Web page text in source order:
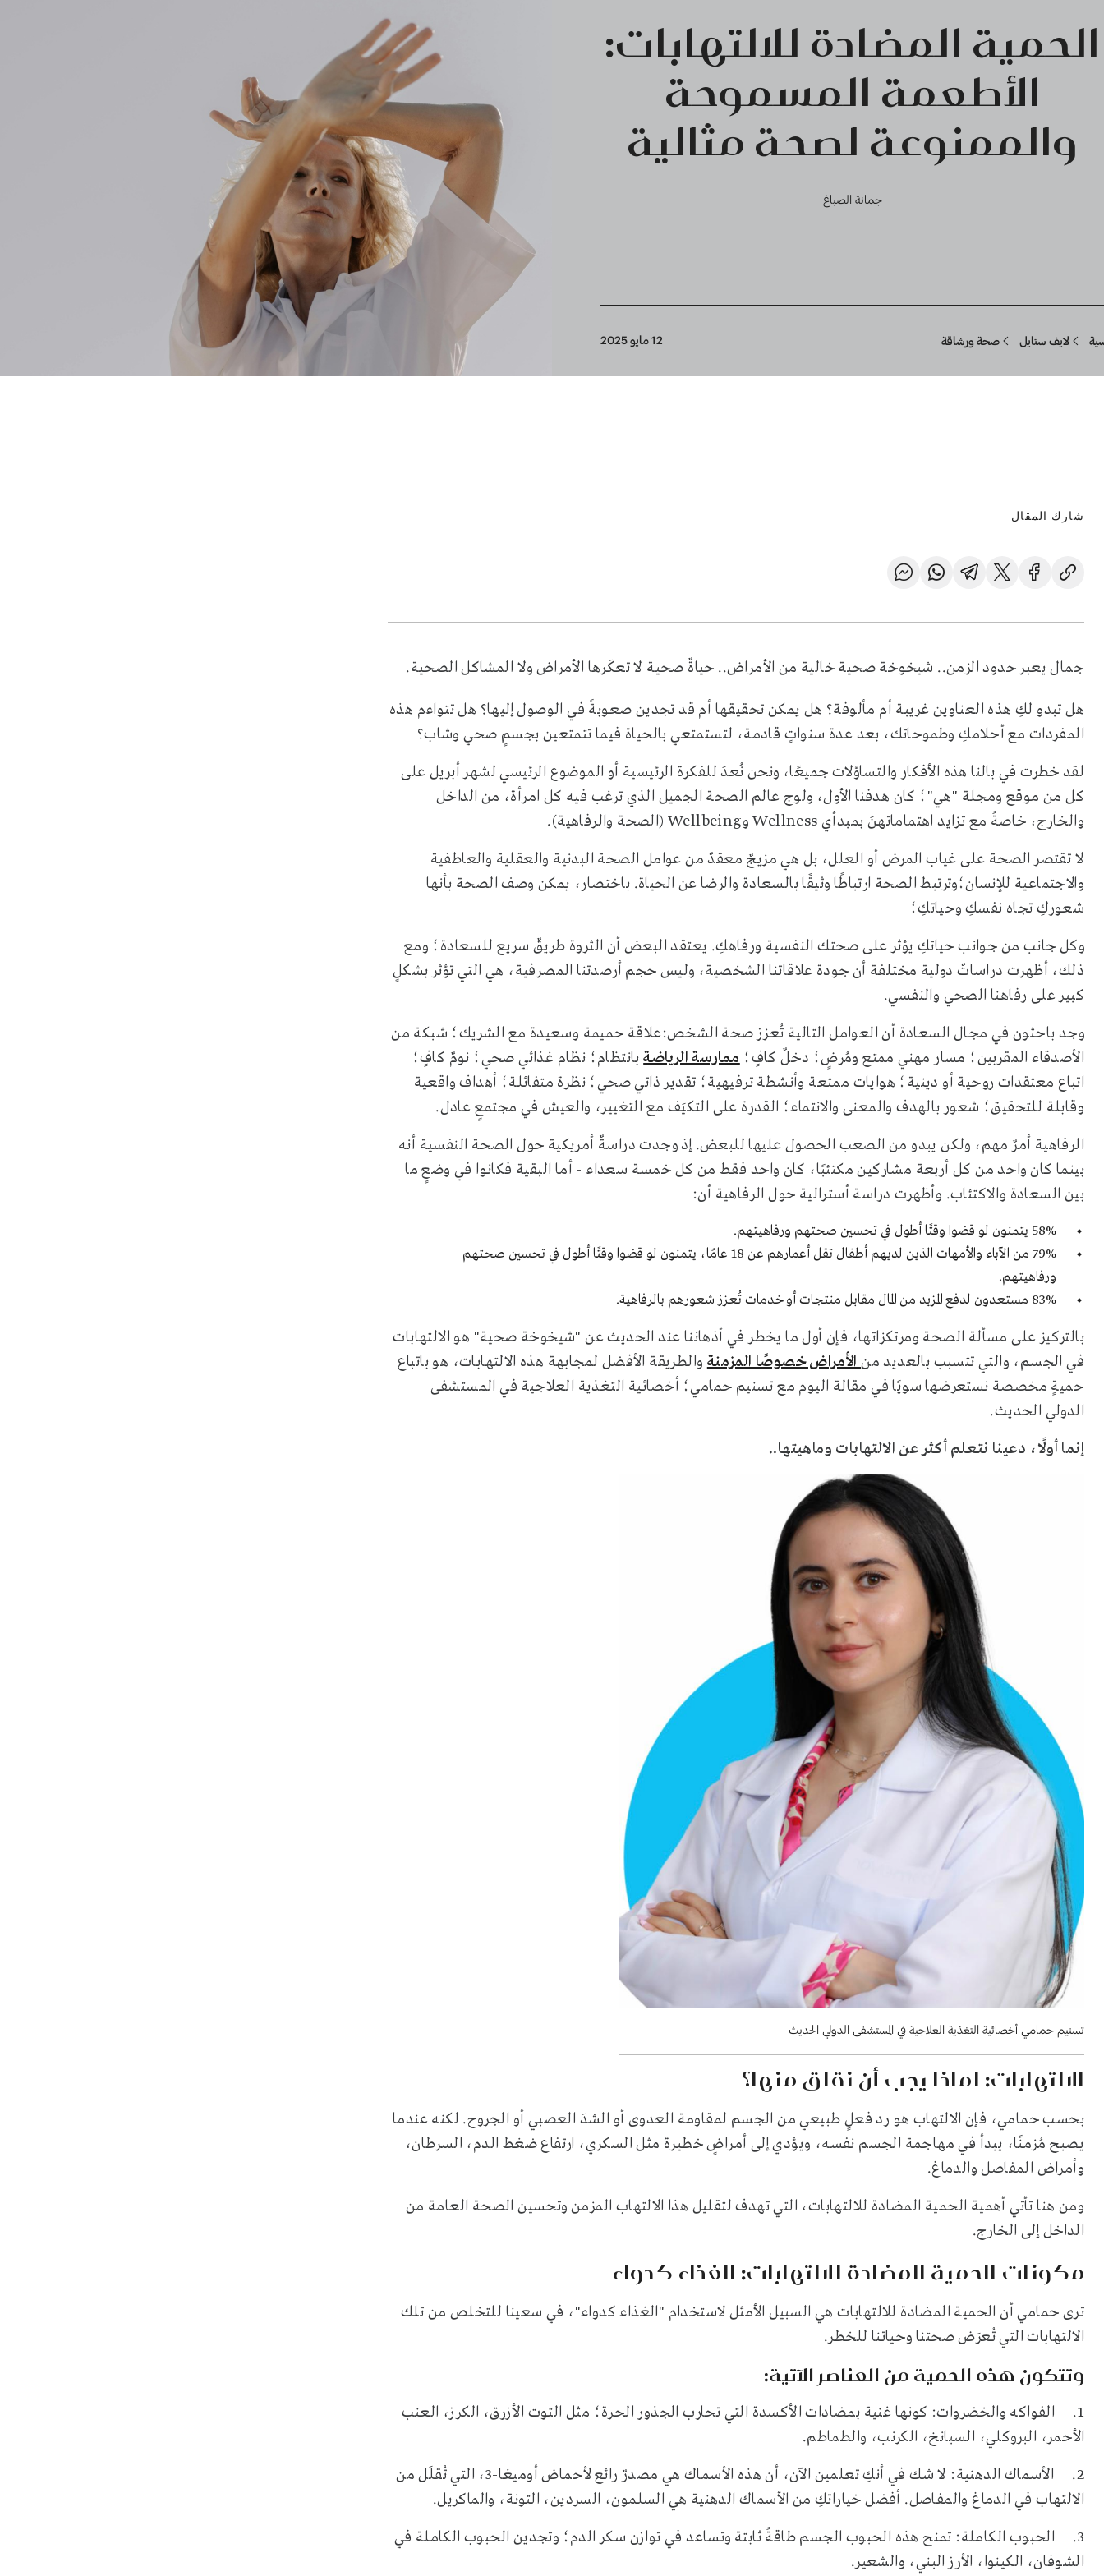
الحمية المضادة للالتهابات:
الأطعمة المسموحة
والممنوعة لصحة مثالية
جمانة الصباغ
لايف ستايل صحة ورشاقة 12 مايو 2025
شارك المقال
جمال يعبر حدود الزمن.. شيخوخة صحية خالية من الأمراض.. حياةٌ صحية لا تعكَرها الأمراض ولا المشاكل الصحية.
هل تبدو لكِ هذه العناوين غريبة أم مألوفة؟ هل يمكن تحقيقها أم قد تجدين صعوبةً في الوصول إليها؟ هل تتواءم هذه
المفردات مع أحلامكِ وطموحاتك، بعد عدة سنواتٍ قادمة، لتستمتعي بالحياة فيما تتمتعين بجسمٍ صحي وشاب؟
لقد خطرت في بالنا هذه الأفكار والتساؤلات جميعًا، ونحن نُعدَ للفكرة الرئيسية أو الموضوع الرئيسي لشهر أبريل على
كل من موقع ومجلة "هي"؛ كان هدفنا الأول، ولوج عالم الصحة الجميل الذي ترغب فيه كل امرأة، من الداخل
والخارج، خاصةً مع تزايد اهتماماتهنَ بمبدأي Wellness وWellbeing (الصحة والرفاهية).
لا تقتصر الصحة على غياب المرض أو العلل، بل هي مزيجٌ معقدٌ من عوامل الصحة البدنية والعقلية والعاطفية
والاجتماعية للإنسان؛وترتبط الصحة ارتباطًا وثيقًا بالسعادة والرضا عن الحياة. باختصار، يمكن وصف الصحة بأنها
شعوركِ تجاه نفسكِ وحياتكِ؛
وكل جانب من جوانب حياتكِ يؤثر على صحتك النفسية ورفاهكِ. يعتقد البعض أن الثروة طريقٌ سريع للسعادة؛ ومع
ذلك، أظهرت دراساتٌ دولية مختلفة أن جودة علاقاتنا الشخصية، وليس حجم أرصدتنا المصرفية، هي التي تؤثر بشكلٍ
كبير على رفاهنا الصحي والنفسي.
وجد باحثون في مجال السعادة أن العوامل التالية تُعزز صحة الشخص:علاقة حميمة وسعيدة مع الشريك؛ شبكة من
الأصدقاء المقربين؛ مسار مهني ممتع ومُرضٍ؛ دخلٌ كافٍ؛ممارسة الرياضةبانتظام؛ نظام غذائي صحي؛ نومٌ كافٍ؛
اتباع معتقدات روحية أو دينية؛ هوايات ممتعة وأنشطة ترفيهية؛ تقدير ذاتي صحي؛ نظرة متفائلة؛ أهداف واقعية
وقابلة للتحقيق؛ شعور بالهدف والمعنى والانتماء؛ القدرة على التكيَف مع التغيير، والعيش في مجتمعٍ عادل.
الرفاهية أمرٌ مهم، ولكن يبدو من الصعب الحصول عليها للبعض. إذ وجدت دراسةٌ أمريكية حول الصحة النفسية أنه
بينما كان واحد من كل أربعة مشاركين مكتئبًا، كان واحد فقط من كل خمسة سعداء - أما البقية فكانوا في وضعٍ ما
بين السعادة والاكتئاب. وأظهرت دراسة أسترالية حول الرفاهية أن:
58% يتمنون لو قضوا وقتًا أطول في تحسين صحتهم ورفاهيتهم.
79% من الآباء والأمهات الذين لديهم أطفال تقل أعمارهم عن 18 عامًا، يتمنون لو قضوا وقتًا أطول في تحسين صحتهم
ورفاهيتهم.
83% مستعدون لدفع المزيد من المال مقابل منتجات أو خدمات تُعزز شعورهم بالرفاهية.
بالتركيز على مسألة الصحة ومرتكزاتها، فإن أول ما يخطر في أذهاننا عند الحديث عن "شيخوخة صحية" هو الالتهابات
في الجسم، والتي تتسبب بالعديد منالأمراض خصوصًا المزمنةوالطريقة الأفضل لمجابهة هذه الالتهابات، هو باتباع
حميةٍ مخصصة نستعرضها سويًا في مقالة اليوم مع تسنيم حمامي؛ أخصائية التغذية العلاجية في المستشفى
الدولي الحديث.
إنما أولًا، دعينا نتعلم أكثر عن الالتهابات وماهيتها..
تسنيم حمامي أخصائية التغذية العلاجية في المستشفى الدولي الحديث
الالتهابات: لماذا يجب أن نقلق منها؟
بحسب حمامي، فإن الالتهاب هو رد فعلٍ طبيعي من الجسم لمقاومة العدوى أو الشدَ العصبي أو الجروح. لكنه عندما
يصبح مُزمنًا، يبدأ في مهاجمة الجسم نفسه، ويؤدي إلى أمراضٍ خطيرة مثل السكري، ارتفاع ضغط الدم، السرطان،
وأمراض المفاصل والدماغ.
ومن هنا تأتي أهمية الحمية المضادة للالتهابات، التي تهدف لتقليل هذا الالتهاب المزمن وتحسين الصحة العامة من
الداخل إلى الخارج.
مكونات الحمية المضادة للالتهابات: الغذاء كدواء
ترى حمامي أن الحمية المضادة للالتهابات هي السبيل الأمثل لاستخدام "الغذاء كدواء"، في سعينا للتخلص من تلك
الالتهابات التي تُعرَض صحتنا وحياتنا للخطر.
وتتكون هذه الحمية من العناصر الآتية:
1. الفواكه والخضروات: كونها غنية بمضادات الأكسدة التي تحارب الجذور الحرة؛ مثل التوت الأزرق، الكرز، العنب
الأحمر، البروكلي، السبانخ، الكرنب، والطماطم.
2. الأسماك الدهنية: لا شك في أنكِ تعلمين الآن، أن هذه الأسماك هي مصدرٌ رائع لأحماض أوميغا-3، التي تُقلَل من
الالتهاب في الدماغ والمفاصل. أفضل خياراتكِ من الأسماك الدهنية هي السلمون، السردين، التونة، والماكريل.
3. الحبوب الكاملة: تمنح هذه الحبوب الجسم طاقةً ثابتة وتساعد في توازن سكر الدم؛ وتجدين الحبوب الكاملة في
الشوفان، الكينوا، الأرز البني، والشعير.